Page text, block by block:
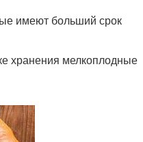
имеют больший срок
хранения мелкоплодные